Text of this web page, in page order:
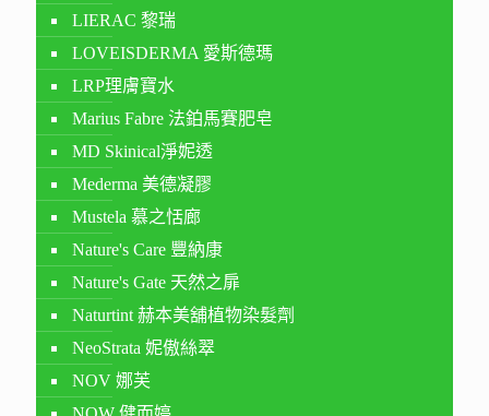
LIERAC 黎瑞
LOVEISDERMA 愛斯德瑪
LRP理膚寶水
Marius Fabre 法鉑馬賽肥皂
MD Skinical淨妮透
Mederma 美德凝膠
Mustela 慕之恬廊
Nature's Care 豐納康
Nature's Gate 天然之扉
Naturtint 赫本美舖植物染髮劑
NeoStrata 妮傲絲翠
NOV 娜芙